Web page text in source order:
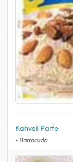
Kahveli Parfe
- Barracuda